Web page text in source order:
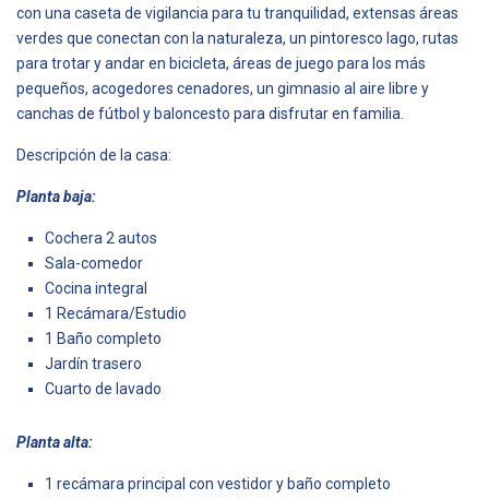
con una caseta de vigilancia para tu tranquilidad, extensas áreas
verdes que conectan con la naturaleza, un pintoresco lago, rutas
para trotar y andar en bicicleta, áreas de juego para los más
pequeños, acogedores cenadores, un gimnasio al aire libre y
canchas de fútbol y baloncesto para disfrutar en familia.
Descripción de la casa:
Planta baja:
Cochera 2 autos
Sala-comedor
Cocina integral
1 Recámara/Estudio
1 Baño completo
Jardín trasero
Cuarto de lavado
Planta alta:
1 recámara principal con vestidor y baño completo